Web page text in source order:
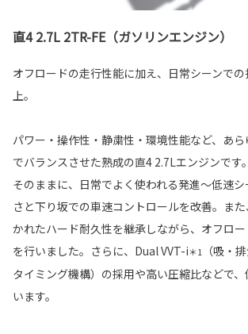
直4 2.7L 2TR-FE（ガソリンエンジン）
オフロードの走行性能に加え、日常シーンで
上。
パワー・操作性・静粛性・環境性能など、あ
でバランスさせた熟成の直4 2.7Lエンジンです
そのままに、日常でよく使われる発進〜低速
さと下り坂での車速コントロールを改善。ま
かれたハード耐久性を継承しながら、オフロ
を行いました。さらに、Dual VVT-i＊1
（吸・
タイミング機構）の採用や高い圧縮比などで
います。